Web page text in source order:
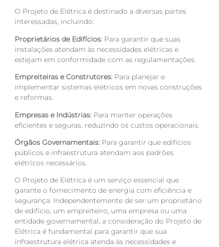
O Projeto de Elétrica é destinado a diversas partes
interessadas, incluindo:
Proprietários de Edifícios: Para garantir que suas
instalações atendam às necessidades elétricas e
estejam em conformidade com as regulamentações.
Empreiteiras e Construtores: Para planejar e
implementar sistemas elétricos em novas construções
e reformas.
Empresas e Indústrias: Para manter operações
eficientes e seguras, reduzindo os custos operacionais.
Órgãos Governamentais: Para garantir que edifícios
públicos e infraestrutura atendam aos padrões
elétricos necessários.
O Projeto de Elétrica é um serviço essencial que
garante o fornecimento de energia com eficiência e
segurança. Independentemente de ser um proprietário
de edifício, um empreiteiro, uma empresa ou uma
entidade governamental, a consideração do Projeto de
Elétrica é fundamental para garantir que sua
infraestrutura elétrica atenda às necessidades e